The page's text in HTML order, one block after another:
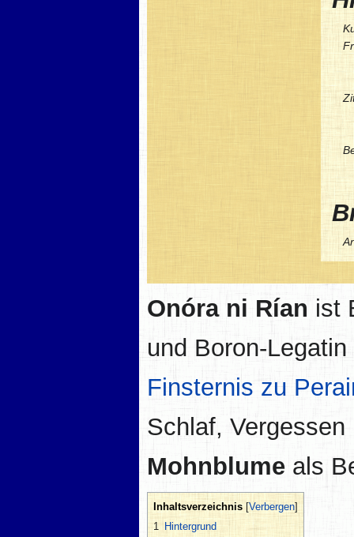
Onóra ni Rían ist
und Boron-
Finsternis zu
Schlaf,
Mohnblume als
Inhaltsverzeichnis
1
Hintergrund